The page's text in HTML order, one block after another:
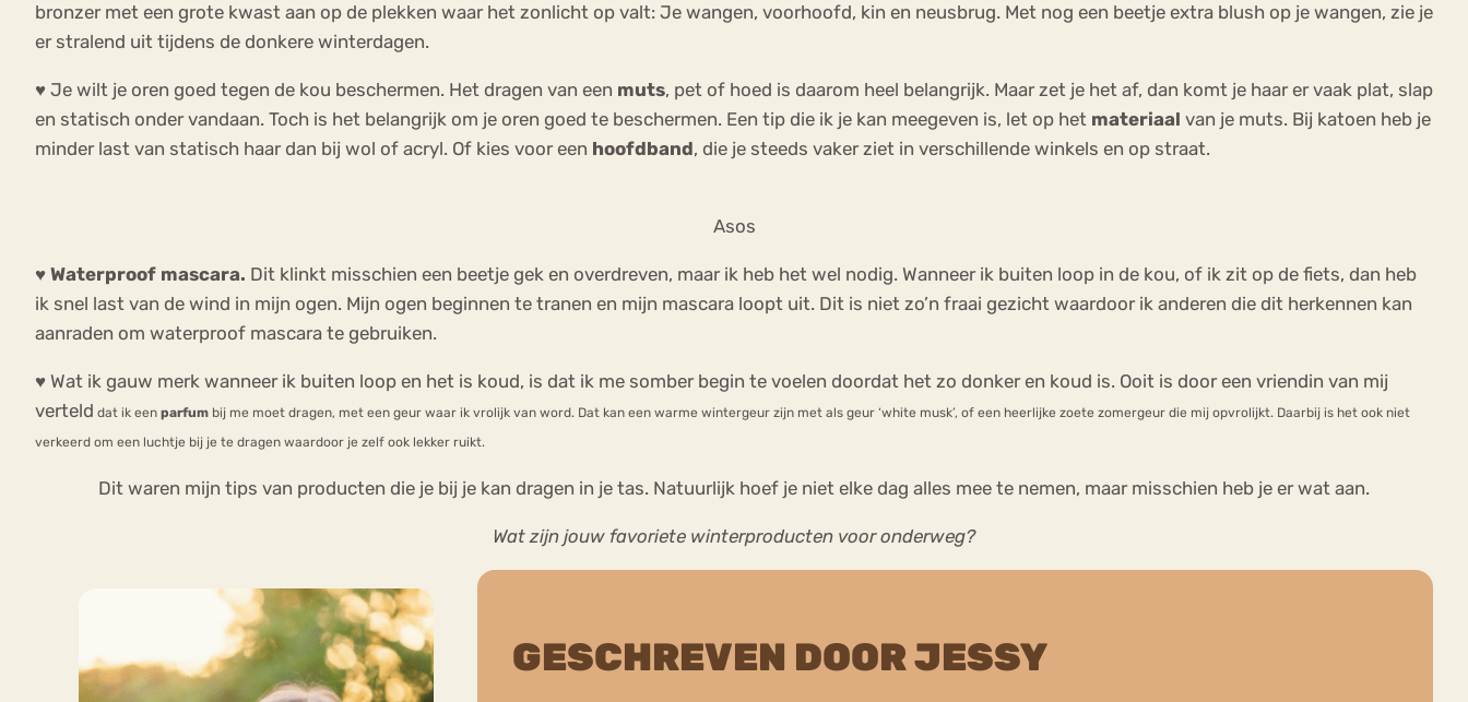
bronzer met een grote kwast aan op de plekken waar het zonlicht op valt: Je wangen, voorhoofd, kin en neusbrug. Met nog een beetje extra blush op je wangen, zie je
er stralend uit tijdens de donkere winterdagen.
♥ Je wilt je oren goed tegen de kou beschermen. Het dragen van een muts, pet of hoed is daarom heel belangrijk. Maar zet je het af, dan komt je haar er vaak plat, slap
en statisch onder vandaan. Toch is het belangrijk om je oren goed te beschermen. Een tip die ik je kan meegeven is, let op het materiaal van je muts. Bij katoen heb je
minder last van statisch haar dan bij wol of acryl. Of kies voor een hoofdband, die je steeds vaker ziet in verschillende winkels en op straat.
Asos
♥ Waterproof mascara. Dit klinkt misschien een beetje gek en overdreven, maar ik heb het wel nodig. Wanneer ik buiten loop in de kou, of ik zit op de fiets, dan heb
ik snel last van de wind in mijn ogen. Mijn ogen beginnen te tranen en mijn mascara loopt uit. Dit is niet zo’n fraai gezicht waardoor ik anderen die dit herkennen kan
aanraden om waterproof mascara te gebruiken.
♥ Wat ik gauw merk wanneer ik buiten loop en het is koud, is dat ik me somber begin te voelen doordat het zo donker en koud is. Ooit is door een vriendin van mij
verteld dat ik een parfum bij me moet dragen, met een geur waar ik vrolijk van word. Dat kan een warme wintergeur zijn met als geur ‘white musk’, of een heerlijke zoete zomergeur die mij opvrolijkt. Daarbij is het ook niet
verkeerd om een luchtje bij je te dragen waardoor je zelf ook lekker ruikt.
Dit waren mijn tips van producten die je bij je kan dragen in je tas. Natuurlijk hoef je niet elke dag alles mee te nemen, maar misschien heb je er wat aan.
Wat zijn jouw favoriete winterproducten voor onderweg?
GESCHREVEN DOOR JESSY